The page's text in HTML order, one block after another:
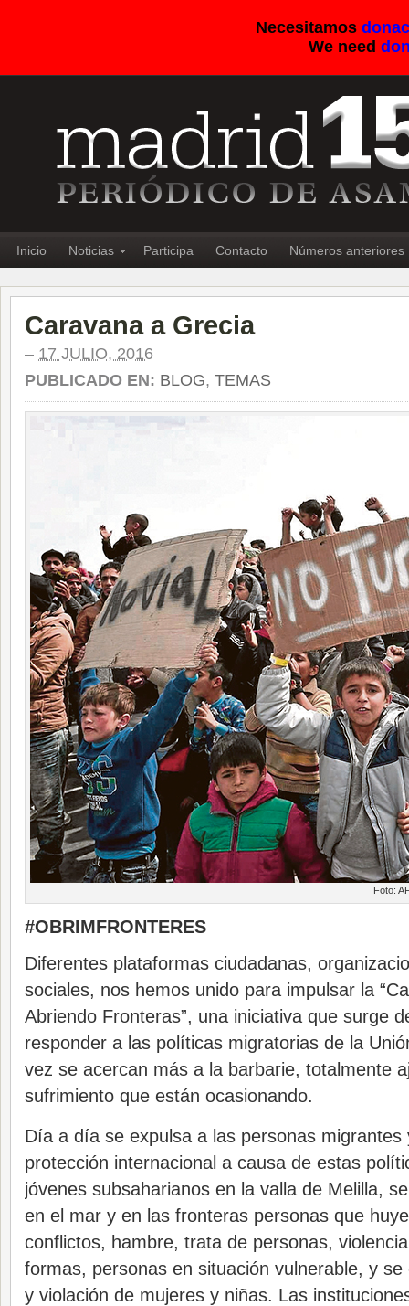
Necesitamos
We need
Inicio Noticias Participa Contacto Números anteriores
Caravana a Grecia
– 17 JULIO, 2016
PUBLICADO EN: BLOG, TEMAS
Foto:
#OBRIMFRONTERES
Diferentes plataformas ciudadanas,
sociales, nos hemos unido para impulsar la
Abriendo Fronteras”, una iniciativa que surge
responder a las políticas migratorias de la
vez se acercan más a la barbarie, totalmente
sufrimiento que están ocasionando.
Día a día se expulsa a las personas migrantes
protección internacional a causa de estas
jóvenes subsaharianos en la valla de Melilla,
en el mar y en las fronteras personas que
conflictos, hambre, trata de personas,
formas, personas en situación vulnerable, y
y violación de mujeres y niñas. Las